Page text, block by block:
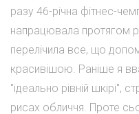
разу 46-річна фітнес-
напрацювала протягом
перелічила все, що
красивішою. Раніше я
"ідеально рівній шкірі",
рисах обличчя. Проте